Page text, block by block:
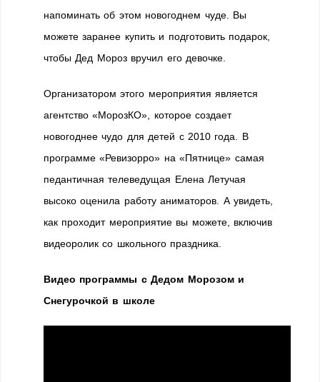
напоминать об этом новогоднем чуде. Вы
можете заранее купить и подготовить подарок,
чтобы Дед Мороз вручил его девочке.
Организатором этого мероприятия является
агентство «МорозКО», которое создает
новогоднее чудо для детей с 2010 года. В
программе «Ревизорро» на «Пятнице» самая
педантичная телеведущая Елена Летучая
высоко оценила работу аниматоров. А увидеть,
как проходит мероприятие вы можете, включив
видеоролик со школьного праздника.
Видео программы с Дедом Морозом и
Снегурочкой в школе